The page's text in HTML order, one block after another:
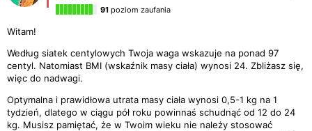
91 poziom zaufania
Witam!
Według siatek centylowych Twoja waga wskazuje na ponad 97
centyl. Natomiast BMI (wskaźnik masy ciała) wynosi 24. Zbliżasz się,
więc do nadwagi.
Optymalna i prawidłowa utrata masy ciała wynosi 0,5-1 kg na 1
tydzień, dlatego w ciągu pół roku powinnaś schudnąć od 12 do 24
kg. Musisz pamiętać, że w Twoim wieku nie należy stosować